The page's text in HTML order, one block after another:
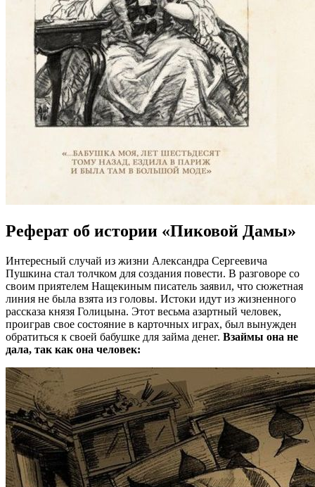
Реферат об истории «Пиковой Дамы»
Интересный случай из жизни Александра Сергеевича
Пушкина стал толчком для создания повести. В разговоре со
своим приятелем Нащекиным писатель заявил, что сюжетная
линия не была взята из головы. Истоки идут из жизненного
рассказа князя Голицына. Этот весьма азартный человек,
проиграв свое состояние в карточных играх, был вынужден
обратиться к своей бабушке для займа денег. Взаймы она не
дала, так как она человек: